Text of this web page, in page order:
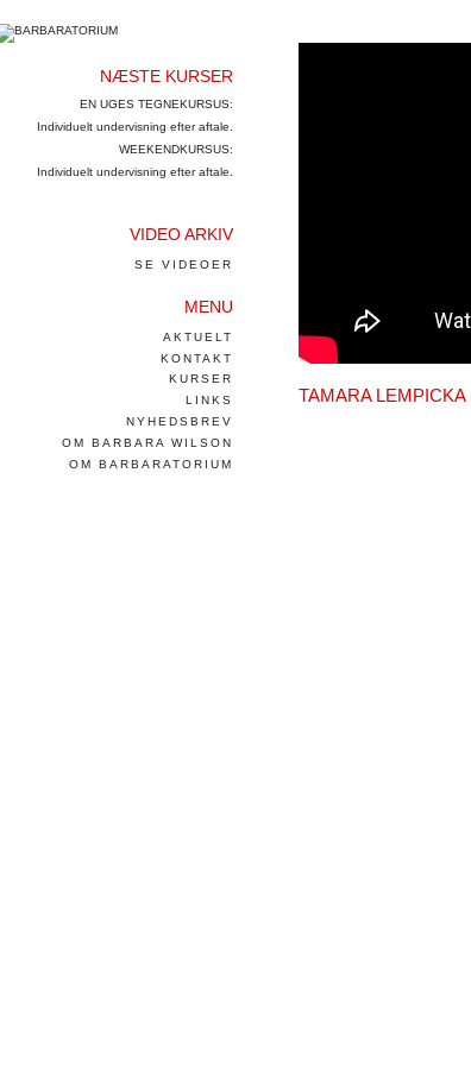
TAMARA LEMPICKA
NÆSTE KURSER
EN UGES TEGNEKURSUS:
Individuelt undervisning efter aftale.
WEEKENDKURSUS:
Individuelt undervisning efter aftale.
VIDEO ARKIV
SE VIDEOER
MENU
AKTUELT
KONTAKT
KURSER
LINKS
NYHEDSBREV
OM BARBARA WILSON
OM BARBARATORIUM